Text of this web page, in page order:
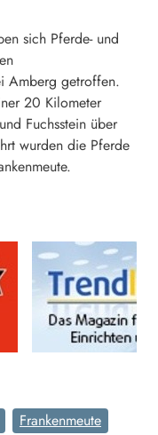
sich Pferde- und
Amberg getroffen.
20 Kilometer
Fuchsstein über
wurden die Pferde
Frankenmeute